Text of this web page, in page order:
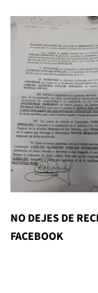
NO DEJES DE
FACEBOOK